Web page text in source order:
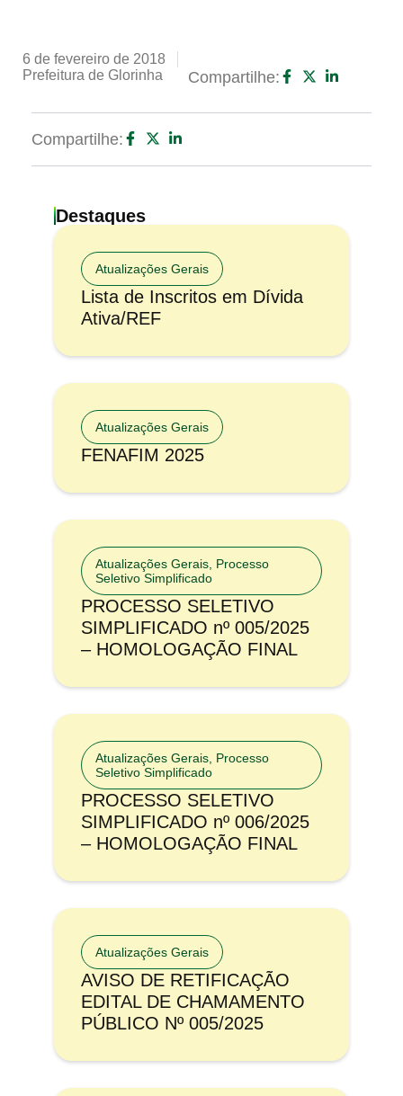
6 de fevereiro de 2018
Prefeitura de Glorinha
Compartilhe:
Compartilhe:
Destaques
Atualizações Gerais
Lista de Inscritos em Dívida
Ativa/REF
Atualizações Gerais
FENAFIM 2025
Atualizações Gerais Processo
Seletivo Simplificado
PROCESSO SELETIVO
SIMPLIFICADO nº 005/2025
– HOMOLOGAÇÃO FINAL
Atualizações Gerais Processo
Seletivo Simplificado
PROCESSO SELETIVO
SIMPLIFICADO nº 006/2025
– HOMOLOGAÇÃO FINAL
Atualizações Gerais
AVISO DE RETIFICAÇÃO
EDITAL DE CHAMAMENTO
PÚBLICO Nº 005/2025